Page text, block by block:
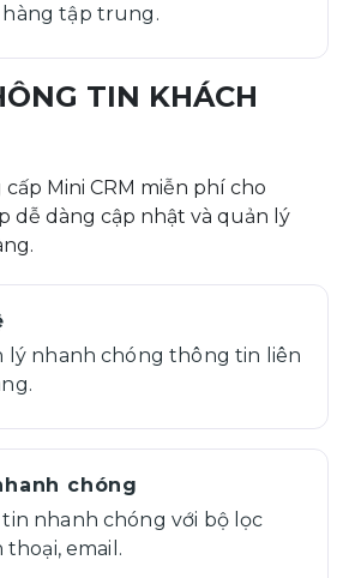
hàng tập trung.
TIN KHÁCH
Mini CRM miễn phí cho
dễ dàng cập nhật và quản lý
lý nhanh chóng thông tin liên
chóng
nhanh chóng với bộ lọc
email.